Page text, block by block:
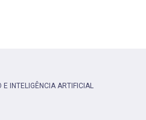
INTELIGÊNCIA ARTIFICIAL